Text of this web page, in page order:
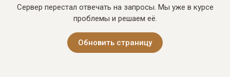
Сервер перестал отвечать на запросы. Мы уже в курсе
проблемы и решаем её.
Обновить страницу